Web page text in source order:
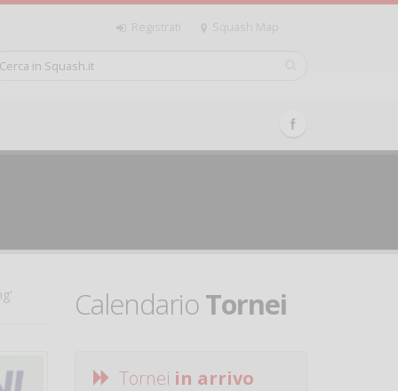
Registrati Squash Map
CalendarioTornei
Tornei in arrivo